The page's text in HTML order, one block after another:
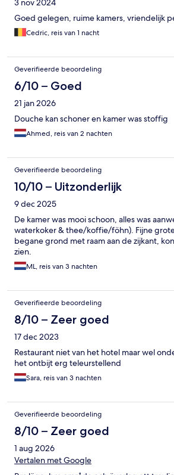
3 nov 2024
Goed gelegen, ruime kamers, vriendelijk
Cedric, reis van 1 nacht
Geverifieerde beoordeling
6/10 – Goed
21 jan 2026
Douche kan schoner en kamer was stoffig
Ahmed, reis van 2 nachten
Geverifieerde beoordeling
10/10 – Uitzonderlijk
9 dec 2025
De kamer was mooi schoon, alles was
waterkoker & thee/koffie/föhn). Fijne
begane grond met raam aan de zijkant,
zien.
ML, reis van 3 nachten
Geverifieerde beoordeling
8/10 – Zeer goed
17 dec 2023
Restaurant niet van het hotel maar wel
het ontbijt erg teleurstellend
Sara, reis van 3 nachten
Geverifieerde beoordeling
8/10 – Zeer goed
1 aug 2026
Vertalen met Google